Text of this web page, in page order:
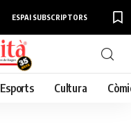
ESPAI SUBSCRIPTORS
Esports Cultura